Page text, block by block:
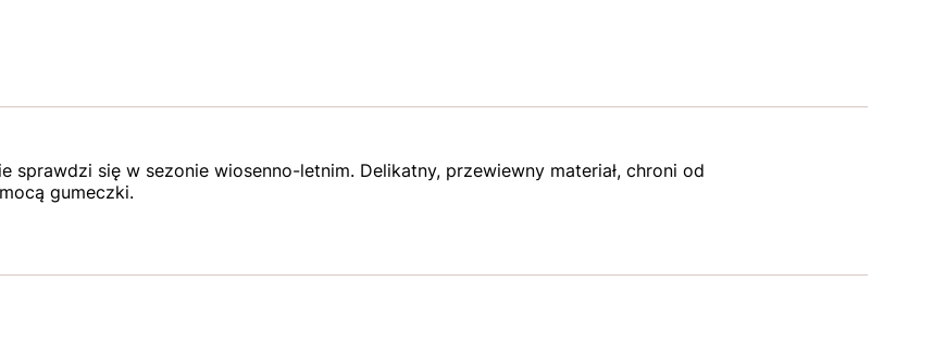
sprawdzi się w sezonie wiosenno-letnim. Delikatny, przewiewny materiał, chroni od
gumeczki.